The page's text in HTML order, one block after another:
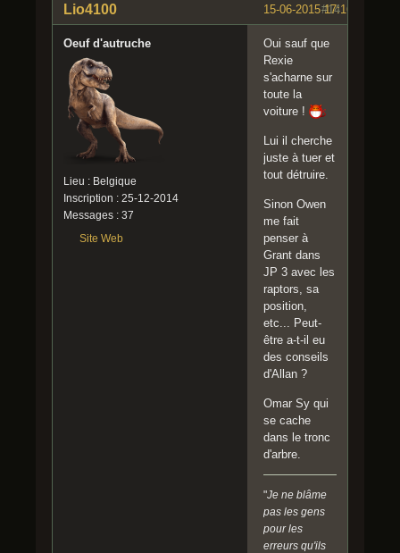
#14
15-06-2015 17:16:00
Lio4100
Oeuf d'autruche
Lieu : Belgique
Inscription : 25-12-2014
Messages : 37
Site Web
Oui sauf que
Rexie
s'acharne sur
toute la
voiture !
Lui il cherche
juste à tuer et
tout détruire.
Sinon Owen
me fait
penser à
Grant dans
JP 3 avec les
raptors, sa
position,
etc... Peut-
être a-t-il eu
des conseils
d'Allan ?
Omar Sy qui
se cache
dans le tronc
d'arbre.
"Je ne blâme
pas les gens
pour les
erreurs qu'ils